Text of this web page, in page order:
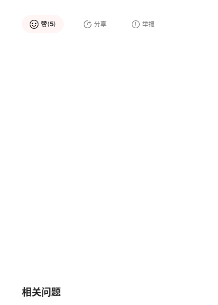
赞(5) 分享 举报
相关问题